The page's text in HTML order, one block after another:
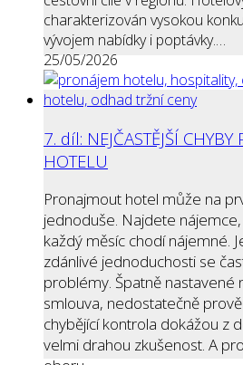
charakterizován vysokou
vývojem nabídky i poptávky.…
25/05/2026
7. díl: NEJČASTĚJŠÍ
HOTELU
Pronajmout hotel může na
jednoduše. Najdete
každý měsíc chodí nájemné.
zdánlivé jednoduchosti se
problémy. Špatně nastavené
smlouva, nedostatečně
chybějící kontrola dokážou z
velmi drahou zkušenost. A